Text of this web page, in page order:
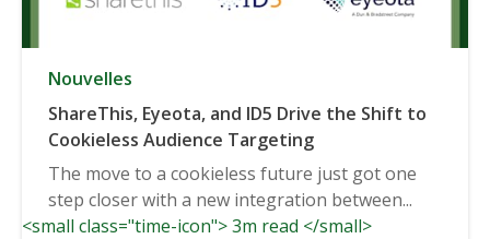
Nouvelles
ShareThis, Eyeota, and ID5 Drive the Shift to
Cookieless Audience Targeting
The move to a cookieless future just got one
step closer with a new integration between...
<small class="time-icon"> 3m read </small>